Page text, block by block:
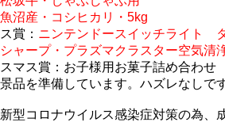
魚沼産・コシヒカリ・5kg
賞： ニンテンドースイッチライト
シャープ・プラズマクラスター空気清
マス賞：お子様用お菓子詰め合わせ
品を準備しています。ハズレなしで
型コロナウイルス感染症対策の為、